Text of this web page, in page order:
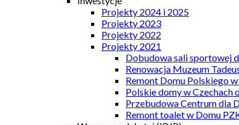
Projekty 2024 i 2025
Projekty 2023
Projekty 2022
Projekty 2021
Dobudowa sali sportowej
Renowacja Muzeum
Remont Domu Polskiego
Polskie domy w Czechach
Przebudowa Centrum dla
Remont toalet w Domu